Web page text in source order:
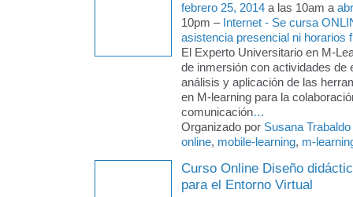
febrero 25, 2014 a las 10am a
10pm – Internet - Se cursa
asistencia presencial ni horarios
El Experto Universitario en M-
de inmersión con actividades de
análisis y aplicación de las
en M-learning para la
comunicación…
Organizado por Susana Trabaldo
online, mobile-learning, m-
Curso Online Diseño
para el Entorno Virtual